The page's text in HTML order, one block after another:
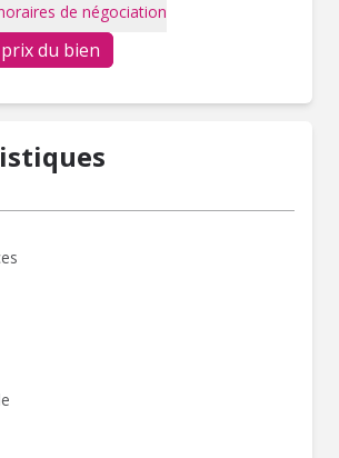
de négociation
du bien